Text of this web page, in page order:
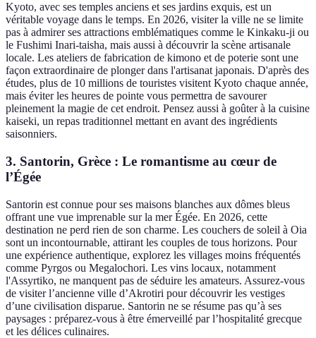
Kyoto, avec ses temples anciens et ses jardins exquis, est un
véritable voyage dans le temps. En 2026, visiter la ville ne se limite
pas à admirer ses attractions emblématiques comme le Kinkaku-ji ou
le Fushimi Inari-taisha, mais aussi à découvrir la scène artisanale
locale. Les ateliers de fabrication de kimono et de poterie sont une
façon extraordinaire de plonger dans l'artisanat japonais. D'après des
études, plus de 10 millions de touristes visitent Kyoto chaque année,
mais éviter les heures de pointe vous permettra de savourer
pleinement la magie de cet endroit. Pensez aussi à goûter à la cuisine
kaiseki, un repas traditionnel mettant en avant des ingrédients
saisonniers.
3. Santorin, Grèce : Le romantisme au cœur de
l’Égée
Santorin est connue pour ses maisons blanches aux dômes bleus
offrant une vue imprenable sur la mer Égée. En 2026, cette
destination ne perd rien de son charme. Les couchers de soleil à Oia
sont un incontournable, attirant les couples de tous horizons. Pour
une expérience authentique, explorez les villages moins fréquentés
comme Pyrgos ou Megalochori. Les vins locaux, notamment
l'Assyrtiko, ne manquent pas de séduire les amateurs. Assurez-vous
de visiter l’ancienne ville d’Akrotiri pour découvrir les vestiges
d’une civilisation disparue. Santorin ne se résume pas qu’à ses
paysages : préparez-vous à être émerveillé par l’hospitalité grecque
et les délices culinaires.